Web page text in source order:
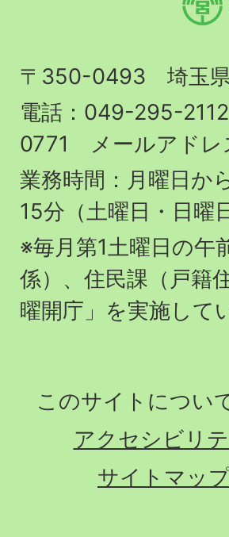
呂
町
役
場
〒350-0493 埼玉県
電話：049-295-
0771 メールアドレ
業務時間：月曜日
15分（土曜日・日曜
※毎月第1土曜日の午
係）、住民課（戸籍
曜開庁」を実施して
このサイトについ
アクセシビリ
サイトマッ